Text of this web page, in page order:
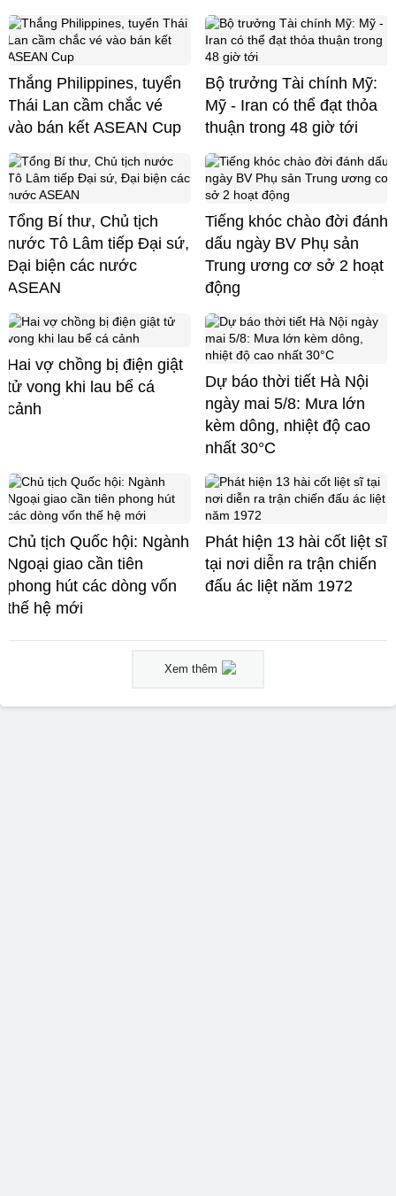
Thắng Philippines, tuyển
Thái Lan cầm chắc vé
vào bán kết ASEAN Cup
Bộ trưởng Tài chính Mỹ:
Mỹ - Iran có thể đạt thỏa
thuận trong 48 giờ tới
Tổng Bí thư, Chủ tịch
nước Tô Lâm tiếp Đại sứ,
Đại biện các nước
ASEAN
Tiếng khóc chào đời đánh
dấu ngày BV Phụ sản
Trung ương cơ sở 2 hoạt
động
Hai vợ chồng bị điện giật
tử vong khi lau bể cá
cảnh
Dự báo thời tiết Hà Nội
ngày mai 5/8: Mưa lớn
kèm dông, nhiệt độ cao
nhất 30°C
Chủ tịch Quốc hội: Ngành
Ngoại giao cần tiên
phong hút các dòng vốn
thế hệ mới
Phát hiện 13 hài cốt liệt sĩ
tại nơi diễn ra trận chiến
đấu ác liệt năm 1972
Xem thêm